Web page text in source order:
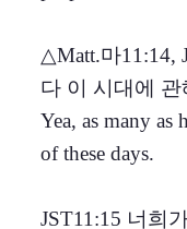
△Matt.마11:14,
다 이 시대에
Yea, as many as
of these days.
JST11:15 너희